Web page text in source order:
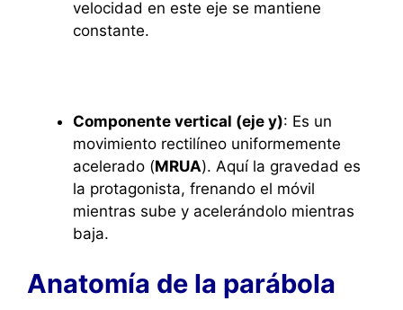
velocidad en este eje se mantiene
constante.
Componente vertical (eje y): Es un
movimiento rectilíneo uniformemente
acelerado (MRUA). Aquí la gravedad es
la protagonista, frenando el móvil
mientras sube y acelerándolo mientras
baja.
Anatomía de la parábola